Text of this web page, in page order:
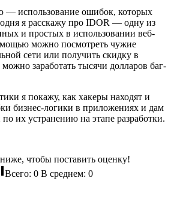
— использование ошибок, которых
я расскажу про IDOR — одну из
и простых в использовании веб-
можно посмотреть чужие
сети или получить скидку в
заработать тысячи долларов баг-
я покажу, как хакеры находят и
бизнес-логики в приложениях и дам
их устранению на этапе разработки.
чтобы поставить оценку!
Всего: 0В среднем: 0